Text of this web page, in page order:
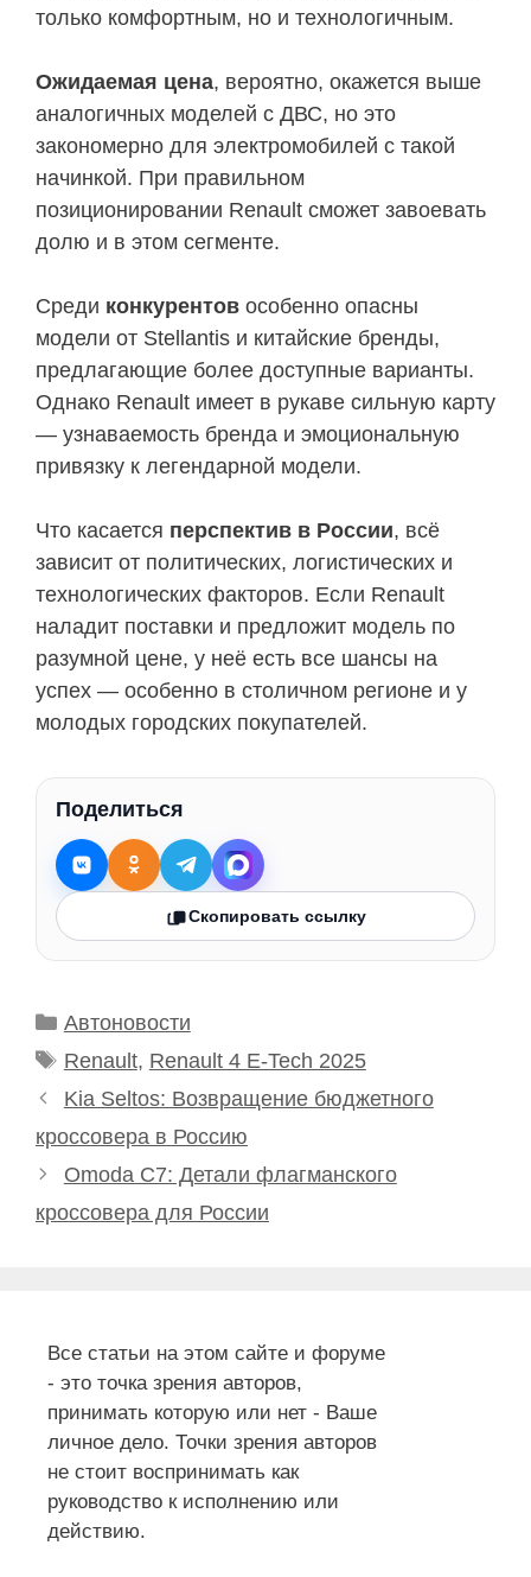
только комфортным, но и технологичным.
Ожидаемая цена, вероятно, окажется выше
аналогичных моделей с ДВС, но это
закономерно для электромобилей с такой
начинкой. При правильном
позиционировании Renault сможет завоевать
долю и в этом сегменте.
Среди конкурентов особенно опасны
модели от Stellantis и китайские бренды,
предлагающие более доступные варианты.
Однако Renault имеет в рукаве сильную карту
— узнаваемость бренда и эмоциональную
привязку к легендарной модели.
Что касается перспектив в России, всё
зависит от политических, логистических и
технологических факторов. Если Renault
наладит поставки и предложит модель по
разумной цене, у неё есть все шансы на
успех — особенно в столичном регионе и у
молодых городских покупателей.
Поделиться
Скопировать ссылку
Рубрики
Автоновости
Метки
Renault, Renault 4 E-Tech 2025
Kia Seltos: Возвращение бюджетного
кроссовера в Россию
Omoda C7: Детали флагманского
кроссовера для России
Все статьи на этом сайте и форуме
- это точка зрения авторов,
принимать которую или нет - Ваше
личное дело. Точки зрения авторов
не стоит воспринимать как
руководство к исполнению или
действию.